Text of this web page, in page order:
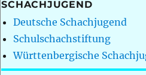
SCHACHJUGEND
Deutsche Schachjugend
Schulschachstiftung
Württenbergische